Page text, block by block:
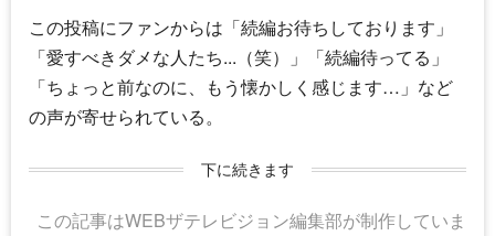
この投稿にファンからは「続編お待ちしております」
「愛すべきダメな人たち...（笑）」「続編待ってる」
「ちょっと前なのに、もう懐かしく感じます…」など
の声が寄せられている。
下に続きます
この記事はWEBザテレビジョン編集部が制作していま